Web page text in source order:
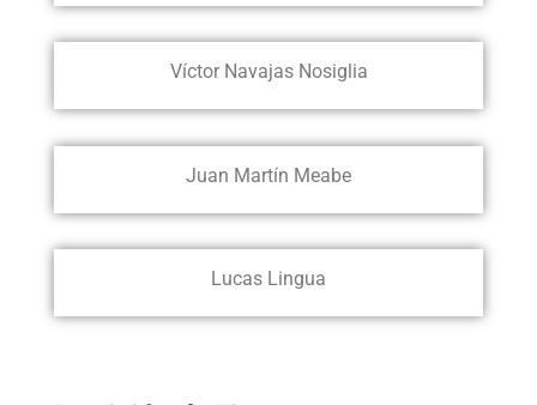
Víctor Navajas Nosiglia
Juan Martín Meabe
Lucas Lingua